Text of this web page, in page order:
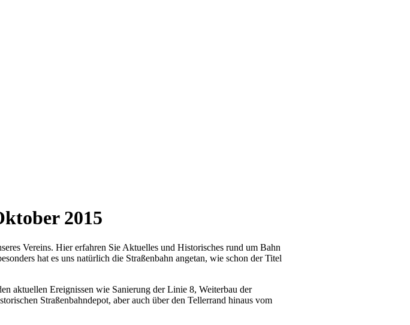
2015
Vereins. Hier erfahren Sie Aktuelles und Historisches rund um Bahn
hat es uns natürlich die Straßenbahn angetan, wie schon der Titel
aktuellen Ereignissen wie Sanierung der Linie 8, Weiterbau der
Straßenbahndepot, aber auch über den Tellerrand hinaus vom